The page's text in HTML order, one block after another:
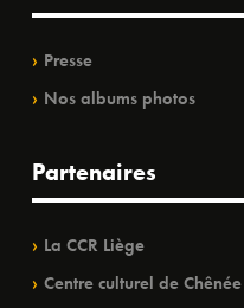
Presse
Nos albums photos
Partenaires
La CCR Liège
Centre culturel de Chênée